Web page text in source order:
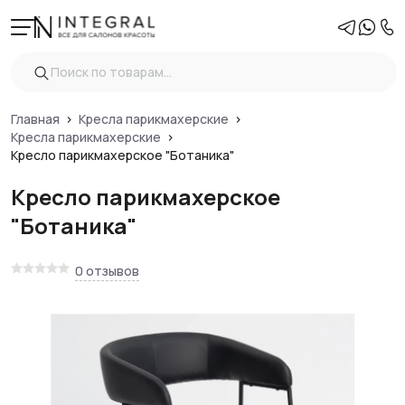
Главная
Кресла парикмахерские
Кресла парикмахерские
Кресло парикмахерское "Ботаника"
Кресло парикмахерское
"Ботаника"
0 отзывов